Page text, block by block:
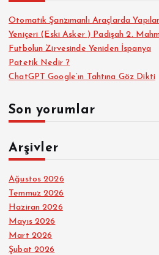
Otomatik Şanzımanlı Araçlarda
Yeniçeri (Eski Asker ) Padişah 2.
Futbolun Zirvesinde Yeniden İspanya
Patetik Nedir ?
ChatGPT Google’ın Tahtına Göz Dikti
Son yorumlar
Arşivler
Ağustos 2026
Temmuz 2026
Haziran 2026
Mayıs 2026
Mart 2026
Şubat 2026